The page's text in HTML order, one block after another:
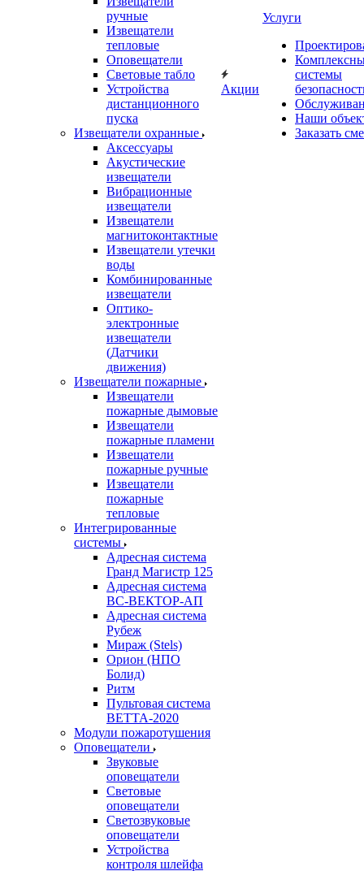
ручные
Извещатели
тепловые
Оповещатели
Световые табло
Устройства
дистанционного
пуска
Извещатели охранные
Аксессуары
Акустические
извещатели
Вибрационные
извещатели
Извещатели
магнитоконтактные
Извещатели утечки
воды
Комбинированные
извещатели
Оптико-
электронные
извещатели
(Датчики
движения)
Извещатели пожарные
Извещатели
пожарные дымовые
Извещатели
пожарные пламени
Извещатели
пожарные ручные
Извещатели
пожарные
тепловые
Интегрированные
системы
Адресная система
Гранд Магистр 125
Адресная система
ВС-ВЕКТОР-АП
Адресная система
Рубеж
Мираж (Stels)
Орион (НПО
Болид)
Ритм
Пультовая система
ВЕТТА-2020
Модули пожаротушения
Оповещатели
Звуковые
оповещатели
Световые
оповещатели
Светозвуковые
оповещатели
Устройства
контроля шлейфа
Акции
Услуги
системы
Наши
Заказать